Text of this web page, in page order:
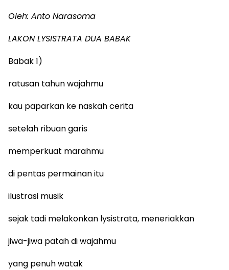
Oleh: Anto Narasoma
LAKON LYSISTRATA DUA BABAK
Babak 1)
ratusan tahun wajahmu
kau paparkan ke naskah cerita
setelah ribuan garis
memperkuat marahmu
di pentas permainan itu
ilustrasi musik
sejak tadi melakonkan lysistrata, meneriakkan
jiwa-jiwa patah di wajahmu
yang penuh watak